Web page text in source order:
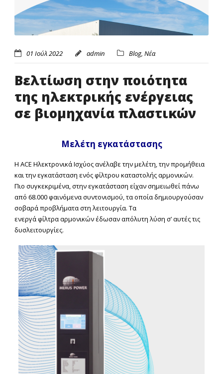
01 Ιούλ 2022 admin Blog, Νέα
Βελτίωση στην ποιότητα
της ηλεκτρικής ενέργειας
σε βιομηχανία πλαστικών
Μελέτη εγκατάστασης
Η ACE Ηλεκτρονικά Ισχύος ανέλαβε την μελέτη, την προμήθεια
και την εγκατάσταση ενός φίλτρου καταστολής αρμονικών.
Πιο συγκεκριμένα, στην εγκατάσταση είχαν σημειωθεί πάνω
από 68.000 φαινόμενα συντονισμού, τα οποία δημιουργούσαν
σοβαρά προβλήματα στη λειτουργία. Τα
ενεργά φίλτρα αρμονικών έδωσαν απόλυτη λύση σ’ αυτές τις
δυσλειτουργίες.